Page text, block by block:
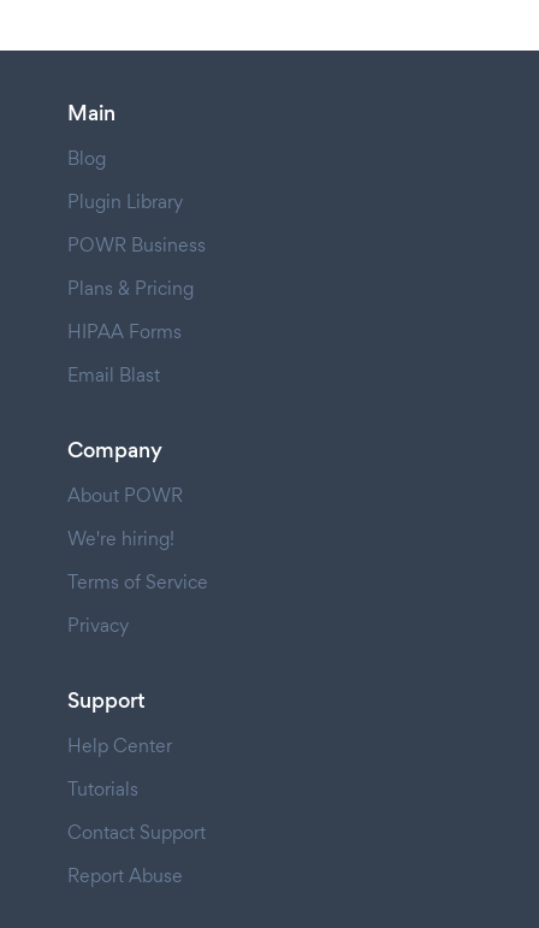
Main
Blog
Plugin Library
POWR Business
Plans & Pricing
HIPAA Forms
Email Blast
Company
About POWR
We're hiring!
Terms of Service
Privacy
Support
Help Center
Tutorials
Contact Support
Report Abuse